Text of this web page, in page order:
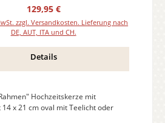
Regulärer Preis:
129,95 €
zzgl. Versandkosten. Lieferung nach
DE, AUT, ITA und CH.
Details